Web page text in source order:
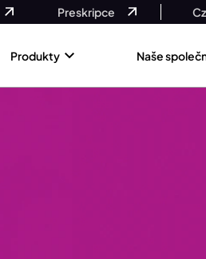
Preskripce
Produkty Naše